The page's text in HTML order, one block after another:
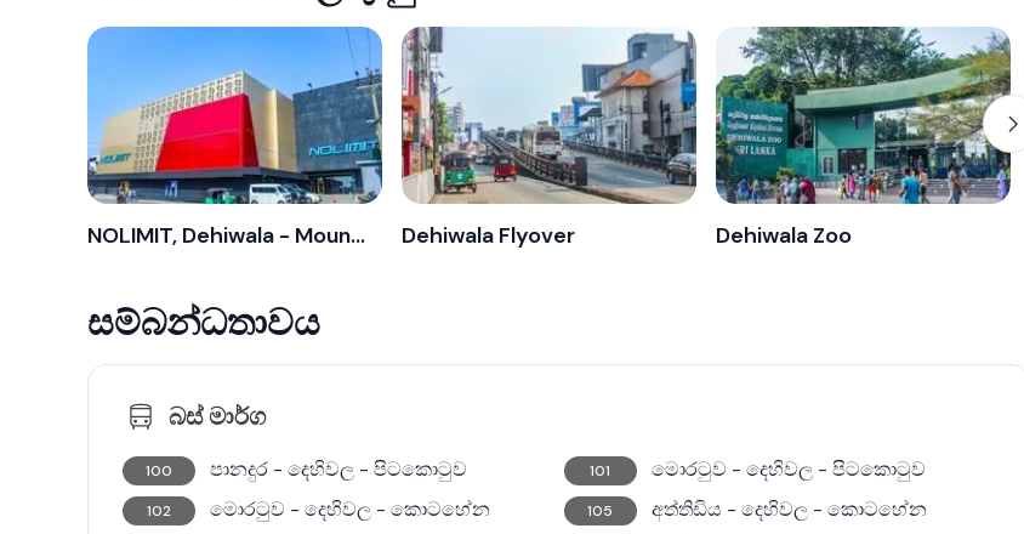
NOLIMIT, Dehiwala - Mount Lavinia Dehiwala Flyover Dehiwala Zoo
සම්බන්ධතාවය
බස් මාර්ග
100 පානදුර - දෙහිවල - පිටකොටුව 101 මොරටුව - දෙහිවල - පිටකොටුව
102 මොරටුව - දෙහිවල - කොටහේන 105 අත්තිඩිය - දෙහිවල - කොටහේන